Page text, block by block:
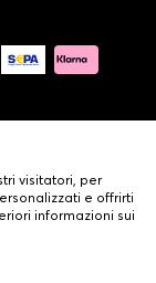
visitatori, per
e offrirti
informazioni sui